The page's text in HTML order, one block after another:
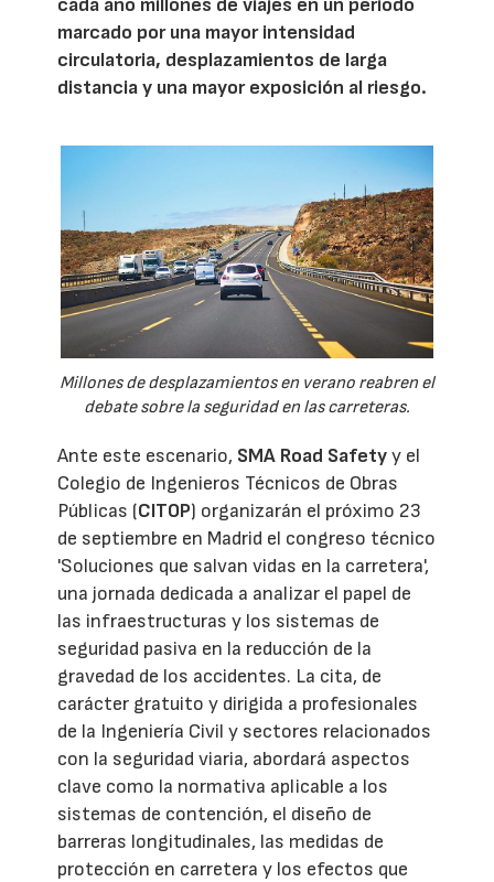
cada año millones de viajes en un periodo
marcado por una mayor intensidad
circulatoria, desplazamientos de larga
distancia y una mayor exposición al riesgo.
Millones de desplazamientos en verano reabren el
debate sobre la seguridad en las carreteras.
Ante este escenario, SMA Road Safetyy el
Colegio de Ingenieros Técnicos de Obras
Públicas (CITOP) organizarán el próximo 23
de septiembre en Madrid el congreso técnico
'Soluciones que salvan vidas en la carretera',
una jornada dedicada a analizar el papel de
las infraestructuras y los sistemas de
seguridad pasiva en la reducción de la
gravedad de los accidentes. La cita, de
carácter gratuito y dirigida a profesionales
de la Ingeniería Civil y sectores relacionados
con la seguridad viaria, abordará aspectos
clave como la normativa aplicable a los
sistemas de contención, el diseño de
barreras longitudinales, las medidas de
protección en carretera y los efectos que